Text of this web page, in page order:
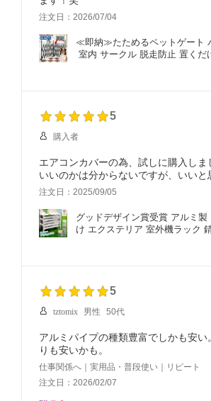
注文日：2026/07/04
≪即納≫たためるペットゲート
室内 サークル 脱走防止 置く
5
購入者
エアコンカバーの為、試しに購入しま
注文日：2025/09/05
グッドデザイン賞受賞 アルミ
け エクステリア 室外機ラック
5
tztomix 男性 50代
アルミパイプの種類豊富でしかも安
りも安いかも。
仕事関係へ｜実用品・普段使い｜リピート
注文日：2026/02/07